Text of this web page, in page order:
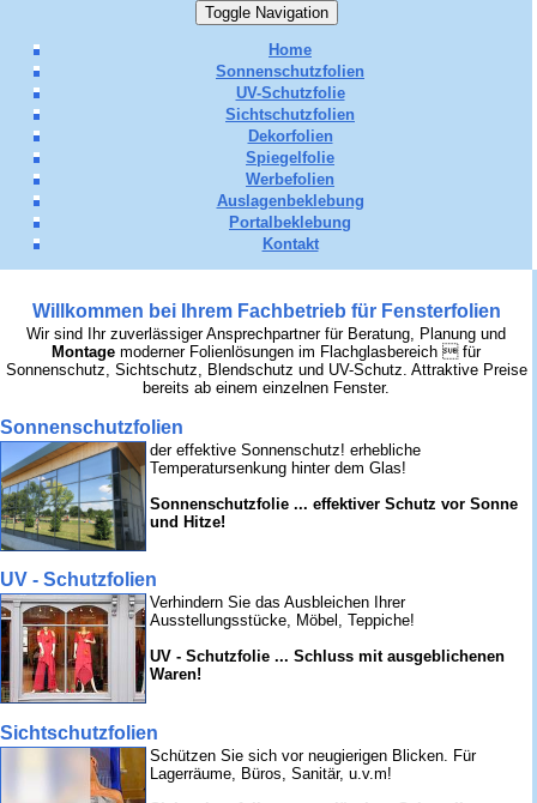
Toggle Navigation
Home
Sonnenschutzfolien
UV-Schutzfolie
Sichtschutzfolien
Dekorfolien
Spiegelfolie
Werbefolien
Auslagenbeklebung
Portalbeklebung
Kontakt
Willkommen bei Ihrem Fachbetrieb für Fensterfolien
Wir sind Ihr zuverlässiger Ansprechpartner für Beratung, Planung und
Montage moderner Folienlösungen im Flachglasbereich  für
Sonnenschutz, Sichtschutz, Blendschutz und UV-Schutz. Attraktive Preise
bereits ab einem einzelnen Fenster.
Sonnenschutzfolien
der effektive Sonnenschutz! erhebliche
Temperatursenkung hinter dem Glas!
Sonnenschutzfolie ... effektiver Schutz vor Sonne
und Hitze!
UV - Schutzfolien
Verhindern Sie das Ausbleichen Ihrer
Ausstellungsstücke, Möbel, Teppiche!
UV - Schutzfolie ... Schluss mit ausgeblichenen
Waren!
Sichtschutzfolien
Schützen Sie sich vor neugierigen Blicken. Für
Lagerräume, Büros, Sanitär, u.v.m!